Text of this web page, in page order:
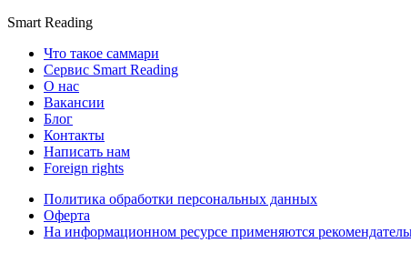
Smart Reading
Что такое саммари
Сервис Smart Reading
О нас
Вакансии
Блог
Контакты
Написать нам
Foreign rights
Политика обработки персональных данных
Оферта
На информационном ресурсе применяются